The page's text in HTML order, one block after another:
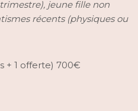
jeune fille non
récents (physiques ou
+ 1 offerte) 700€